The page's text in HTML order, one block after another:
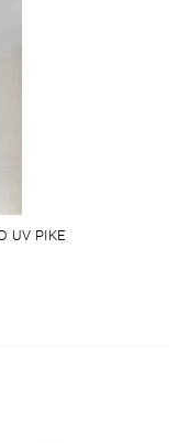
UV PIKE